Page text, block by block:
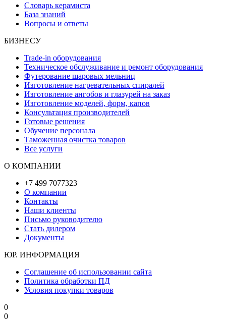
Словарь керамиста
База знаний
Вопросы и ответы
БИЗНЕСУ
Trade-in оборудования
Техническое обслуживание и ремонт оборудования
Футерование шаровых мельниц
Изготовление нагревательных спиралей
Изготовление ангобов и глазурей на заказ
Изготовление моделей, форм, капов
Консультация производителей
Готовые решения
Обучение персонала
Таможенная очистка товаров
Все услуги
О КОМПАНИИ
+7 499 7077323
О компании
Контакты
Наши клиенты
Письмо руководителю
Стать дилером
Документы
ЮР. ИНФОРМАЦИЯ
Соглашение об использовании сайта
Политика обработки ПД
Условия покупки товаров
0
0